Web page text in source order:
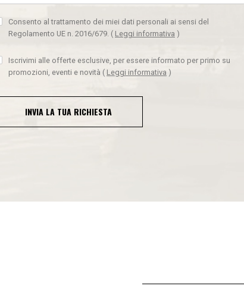
Consento al trattamento dei miei dati personali ai sensi del
Regolamento UE n. 2016/679. ( Leggi informativa )
Iscrivimi alle offerte esclusive, per essere informato per primo su
promozioni, eventi e novità ( Leggi informativa )
INVIA LA TUA RICHIESTA